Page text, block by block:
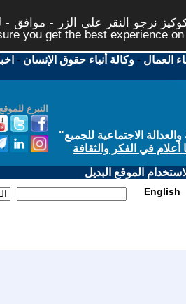
نرجو النقر على الزر - موافق -
you get the best experience
العمال -وكالة أنباء حقوق الإنسان -
التبرع
الاجتماعية للجميع"
في الفكر والثقافة
الموقع البديل
English